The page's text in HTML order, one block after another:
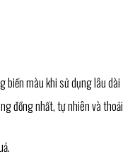
biến màu khi sử dụng lâu dài
đồng nhất, tự nhiên và thoải